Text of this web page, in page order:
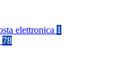
elettronica 1
78